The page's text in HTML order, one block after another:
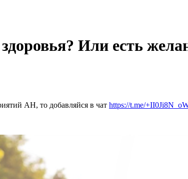
Или есть
АН, то добавляйся в чат https://t.me/